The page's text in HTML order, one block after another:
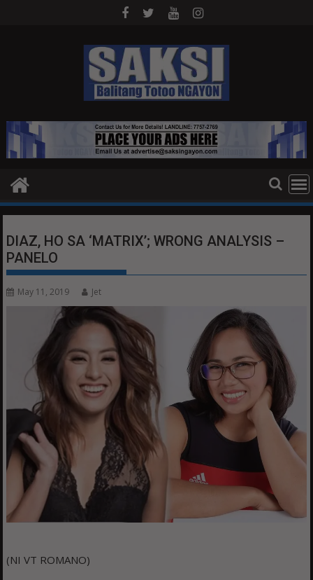
DIAZ, HO SA ‘MATRIX’; WRONG ANALYSIS –
PANELO
May 11, 2019 Jet
(NI VT ROMANO)